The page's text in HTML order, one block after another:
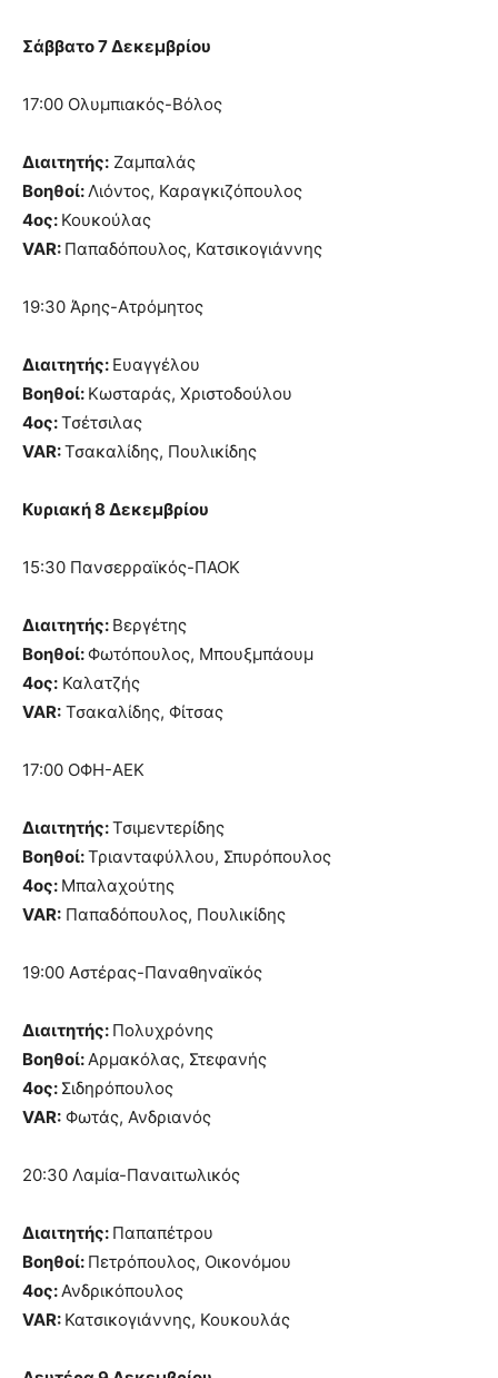
Σάββατο 7 Δεκεμβρίου
17:00 Ολυμπιακός-Βόλος
Διαιτητής: Ζαμπαλάς
Βοηθοί: Λιόντος, Καραγκιζόπουλος
4ος: Κουκούλας
VAR: Παπαδόπουλος, Κατσικογιάννης
19:30 Άρης-Ατρόμητος
Διαιτητής: Ευαγγέλου
Βοηθοί: Κωσταράς, Χριστοδούλου
4ος:Τσέτσιλας
VAR:Τσακαλίδης, Πουλικίδης
Κυριακή 8 Δεκεμβρίου
15:30 Πανσερραϊκός-ΠΑΟΚ
Διαιτητής: Βεργέτης
Βοηθοί:Φωτόπουλος, Μπουξμπάουμ
4ος: Καλατζής
VAR: Τσακαλίδης, Φίτσας
17:00 ΟΦΗ-ΑΕΚ
Διαιτητής:Τσιμεντερίδης
Βοηθοί:Τριανταφύλλου, Σπυρόπουλος
4ος: Μπαλαχούτης
VAR: Παπαδόπουλος, Πουλικίδης
19:00 Αστέρας-Παναθηναϊκός
Διαιτητής: Πολυχρόνης
Βοηθοί: Αρμακόλας, Στεφανής
4ος: Σιδηρόπουλος
VAR: Φωτάς, Ανδριανός
20:30 Λαμία-Παναιτωλικός
Διαιτητής: Παπαπέτρου
Βοηθοί: Πετρόπουλος, Οικονόμου
4ος: Ανδρικόπουλος
VAR: Κατσικογιάννης, Κουκουλάς